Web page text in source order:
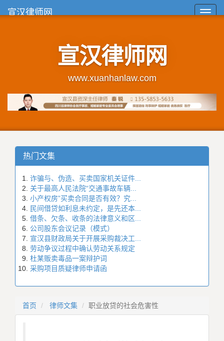
宣汉律师网
宣汉律师网
www.xuanhanlaw.com
热门文集
诈骗与、伪造、买卖国家机关证件...
关于最高人民法院“交通事故车辆...
小产权房”买卖合同是否有效？究...
民间借贷如利息未约定，是先还本...
借条、欠条、收条的法律意义和区...
公司股东会议记录（模式）
宣汉县财政局关于开展采购裁决工...
劳动争议过程中确认劳动关系规定
杜某贩卖毒品一案辩护词
采购项目质疑律师申请函
首页 律师文集 职业放贷的社会危害性